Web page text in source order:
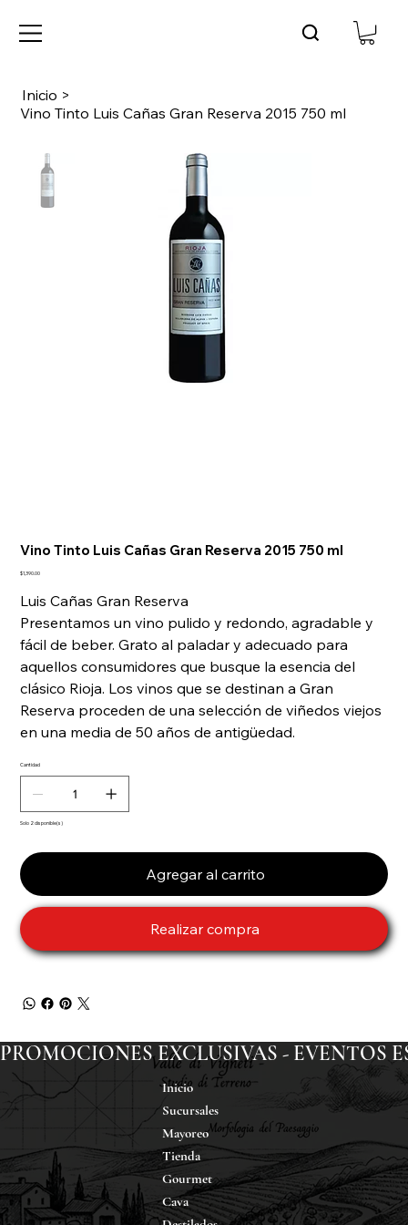
Inicio >
Vino Tinto Luis Cañas Gran Reserva 2015 750 ml
Vino Tinto Luis Cañas Gran Reserva 2015 750 ml
Precio
$1,390.00
Luis Cañas Gran Reserva
Presentamos un vino pulido y redondo, agradable y
fácil de beber. Grato al paladar y adecuado para
aquellos consumidores que busque la esencia del
clásico Rioja. Los vinos que se destinan a Gran
Reserva proceden de una selección de viñedos viejos
en una media de 50 años de antigüedad.
Cantidad
Solo 2 disponible(s)
Agregar al carrito
Realizar compra
PROMOCIONES EXCLUSIVAS - EVENTOS
Inicio
Sucursales
Mayoreo
Tienda
Gourmet
Cava